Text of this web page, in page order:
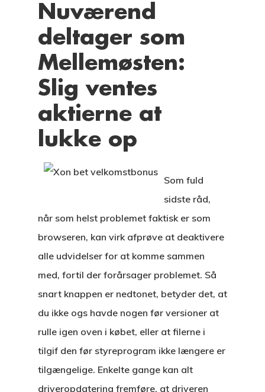
Nuværend
deltager som
Mellemøsten:
Slig ventes
aktierne at
lukke op
Som fuld
sidste råd,
når som helst problemet faktisk er som
browseren, kan virk afprøve at deaktivere
alle udvidelser for at komme sammen
med, fortil der forårsager problemet. Så
snart knappen er nedtonet, betyder det, at
du ikke ogs havde nogen før versioner at
rulle igen oven i købet, eller at filerne i
tilgif den før styreprogram ikke længere er
tilgængelige. Enkelte gange kan alt
driveropdatering fremføre, at driveren